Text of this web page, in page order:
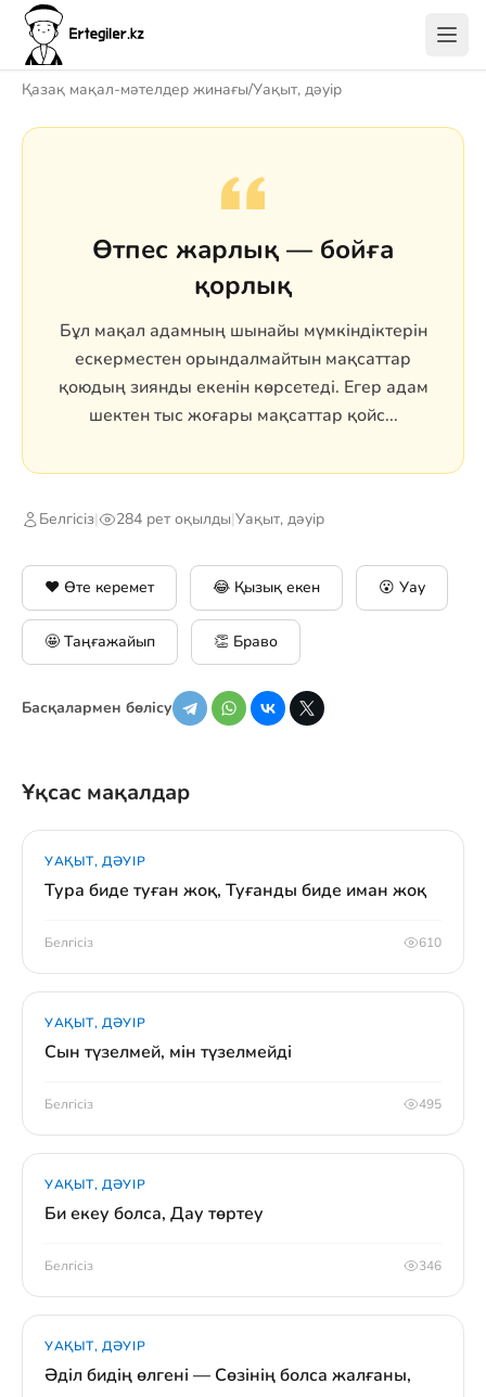
Қазақ мақал-мәтелдер жинағы/Уақыт, дәуір
Өтпес жарлық — бойға
қорлық
Бұл мақал адамның шынайы мүмкіндіктерін
ескерместен орындалмайтын мақсаттар
қоюдың зиянды екенін көрсетеді. Егер адам
шектен тыс жоғары мақсаттар қойс...
Белгісіз| 284 рет оқылды|Уақыт, дәуір
❤️ Өте керемет 😂 Қызық екен 😮 Уау
🤩 Таңғажайып 👏 Браво
Басқалармен бөлісу
Ұқсас мақалдар
УАҚЫТ, ДӘУІР
Тура биде туған жоқ, Туғанды биде иман жоқ
Белгісіз 610
УАҚЫТ, ДӘУІР
Сын түзелмей, мін түзелмейді
Белгісіз 495
УАҚЫТ, ДӘУІР
Би екеу болса, Дау төртеу
Белгісіз 346
УАҚЫТ, ДӘУІР
Әділ бидің өлгені — Сөзінің болса жалғаны,